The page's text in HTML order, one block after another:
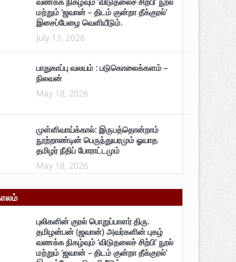
மற்றும் ‘ஜவான் – திடம் குன்றா தீக்குரல்’
இசைப்பேழை வெளியீடும்.
July 13, 2026
பாதுகாப்பு வலயம் : படுகொலைக்களம் –
நிலவன்
May 18, 2026
முள்ளிவாய்க்கால்: இருபத்தொன்றாம்
நூற்றாண்டின் பெருந்துயரமும் ஓயாத
தமிழர் நீதிப் போராட்டமும்
May 18, 2026
புலிகளின் குரல் பொறுப்பாளர் திரு.
தமிழன்பன் (ஜவான்) அவர்களின் புகழ்
வணக்க நிகழ்வும் ‘விடுதலைச் சிற்பி’ நூல்
மற்றும் ‘ஜவான் – திடம் குன்றா தீக்குரல்’